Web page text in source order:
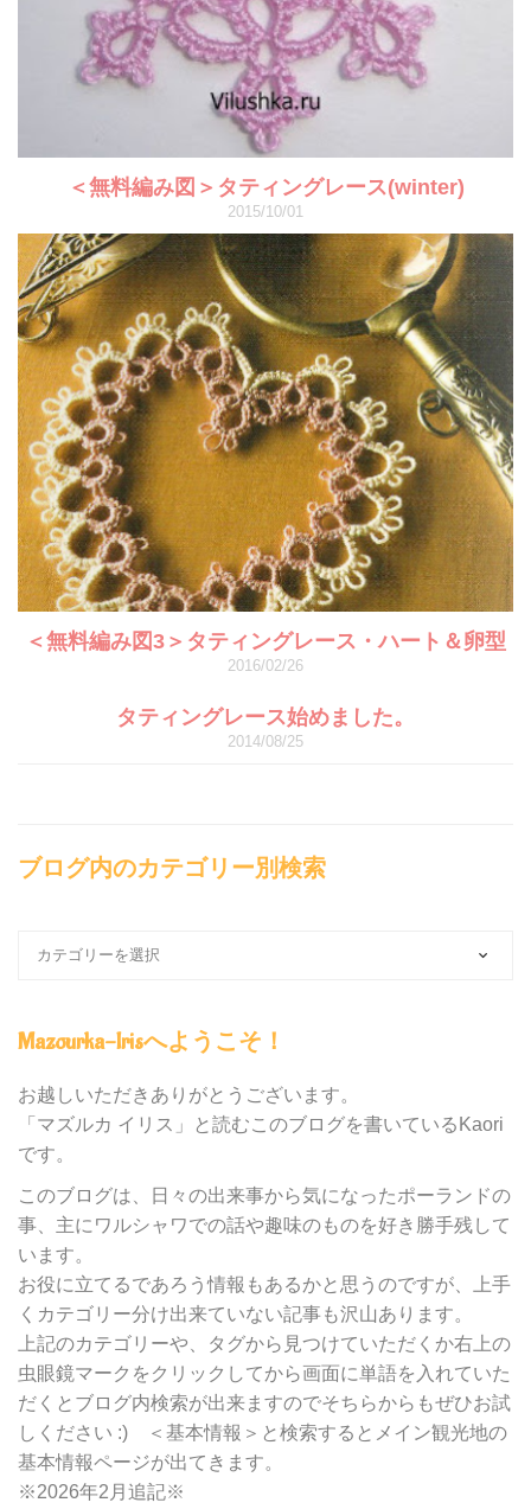
＜無料編み図＞タティングレース(winter)
2015/10/01
＜無料編み図3＞タティングレース・ハート＆卵型
2016/02/26
タティングレース始めました。
2014/08/25
ブログ内のカテゴリー別検索
の
テ
ゴ
ー
別
検
索
Mazourka-Irisへようこそ！
お越しいただきありがとうございます。
「マズルカ イリス」と読むこのブログを書いているKaori
です。
このブログは、日々の出来事から気になったポーランドの
事、主にワルシャワでの話や趣味のものを好き勝手残して
います。
お役に立てるであろう情報もあるかと思うのですが、上手
くカテゴリー分け出来ていない記事も沢山あります。
上記のカテゴリーや、タグから見つけていただくか右上の
虫眼鏡マークをクリックしてから画面に単語を入れていた
だくとブログ内検索が出来ますのでそちらからもぜひお試
しください :) ＜基本情報＞と検索するとメイン観光地の
基本情報ページが出てきます。
※2026年2月追記※